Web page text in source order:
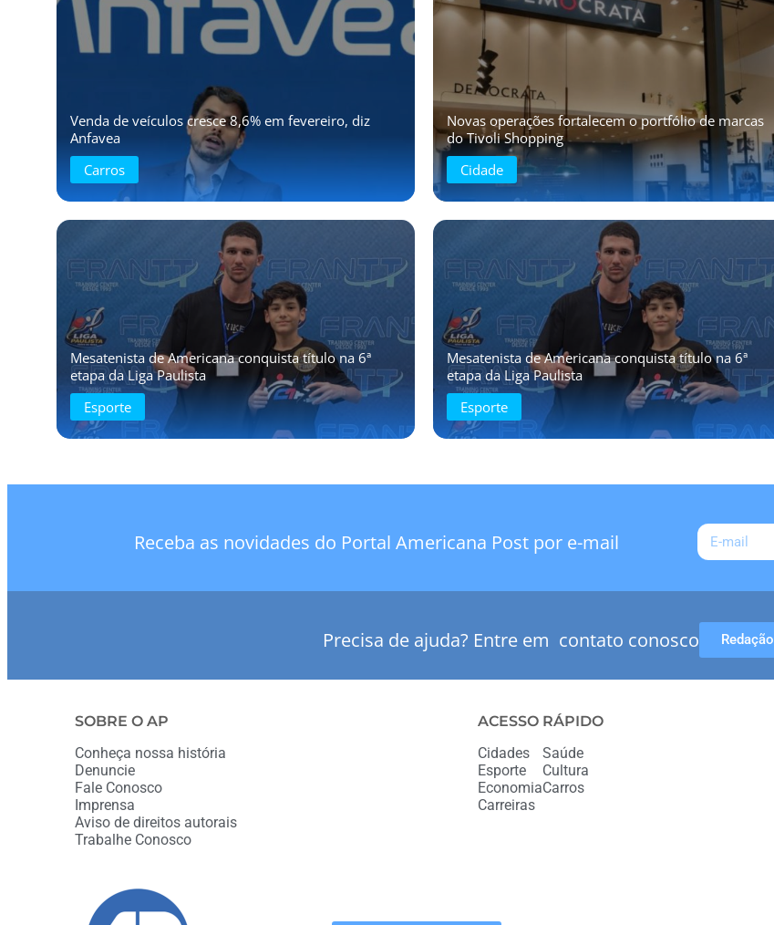
Venda de veículos cresce 8,6% em fevereiro, diz
Anfavea
Carros
Novas operações fortalecem o portfólio de marcas
do Tivoli Shopping
Cidade
Mesatenista de Americana conquista título na 6ª
etapa da Liga Paulista
Esporte
Mesatenista de Americana conquista título na 6ª
etapa da Liga Paulista
Esporte
Receba as novidades do Portal Americana Post por e-mail
Precisa de ajuda? Entre em contato conosco Redação
SOBRE O AP
Conheça nossa história
Denuncie
Fale Conosco
Imprensa
Aviso de direitos autorais
Trabalhe Conosco
ACESSO RÁPIDO
Cidades
Esporte
Economia
Carreiras
Saúde
Cultura
Carros